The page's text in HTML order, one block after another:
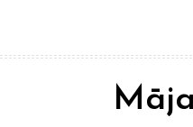
content